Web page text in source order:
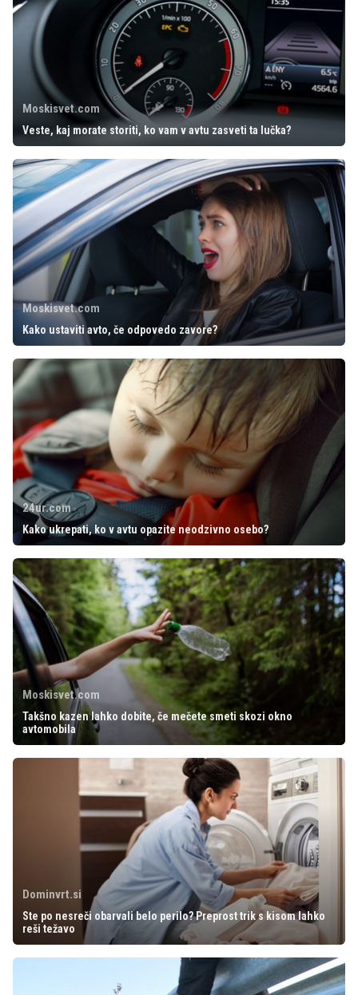
Moskisvet.com
Veste, kaj morate storiti, ko vam v avtu zasveti ta lučka?
Moskisvet.com
Kako ustaviti avto, če odpovedo zavore?
24ur.com
Kako ukrepati, ko v avtu opazite neodzivno osebo?
Moskisvet.com
Takšno kazen lahko dobite, če mečete smeti skozi okno
avtomobila
Dominvrt.si
Ste po nesreči obarvali belo perilo? Preprost trik s kisom lahko
reši težavo